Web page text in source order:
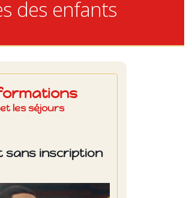
des enfants
les séjours
sans inscription